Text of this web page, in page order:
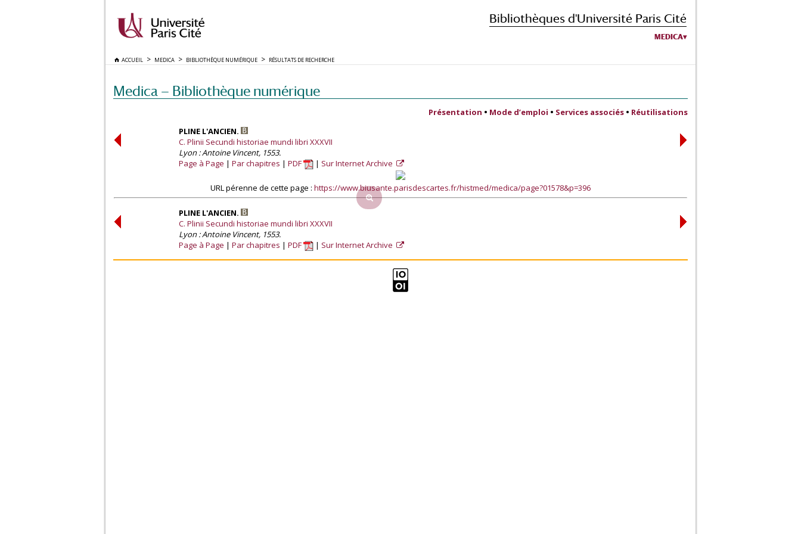
Bibliothèques d'Université Paris Cité
MEDICA
ACCUEIL MEDICA BIBLIOTHÈQUE NUMÉRIQUE RÉSULTATS DE RECHERCHE
Medica — Bibliothèque numérique
Présentation • Mode d’emploi • Services associés • Réutilisations
PLINE L'ANCIEN.
C. Plinii Secundi historiae mundi libri XXXVII
Lyon : Antoine Vincent, 1553.
Page à Page
Par chapitres PDF Sur Internet Archive
URL pérenne de cette page : https://www.biusante.parisdescartes.fr/histmed/medica/page?01578&p=396
PLINE L'ANCIEN.
C. Plinii Secundi historiae mundi libri XXXVII
Lyon : Antoine Vincent, 1553.
Page à Page
Par chapitres PDF Sur Internet Archive